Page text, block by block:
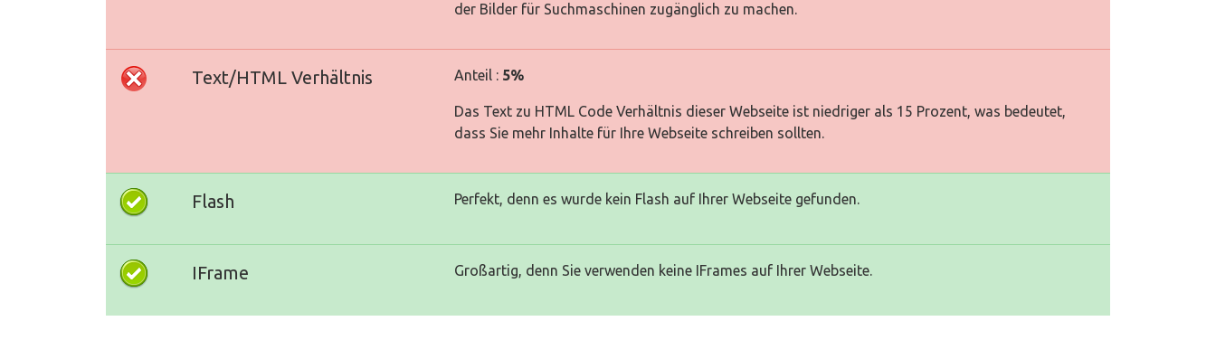
der Bilder für Suchmaschinen zugänglich zu machen.
Text/HTML Verhältnis Anteil : 5%
Das Text zu HTML Code Verhältnis dieser Webseite ist niedriger als 15 Prozent, was bedeutet,
dass Sie mehr Inhalte für Ihre Webseite schreiben sollten.
Flash Perfekt, denn es wurde kein Flash auf Ihrer Webseite gefunden.
IFrame Großartig, denn Sie verwenden keine IFrames auf Ihrer Webseite.